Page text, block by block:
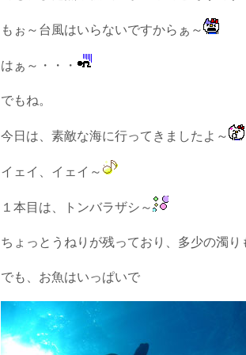
もぉ～台風はいらないですからぁ～
はぁ～・・・
でもね。
今日は、素敵な海に行ってきましたよ～
イェイ、イェイ～
１本目は、トンバラザシ～
ちょっとうねりが残っており、多少の濁り
でも、お魚はいっぱいで